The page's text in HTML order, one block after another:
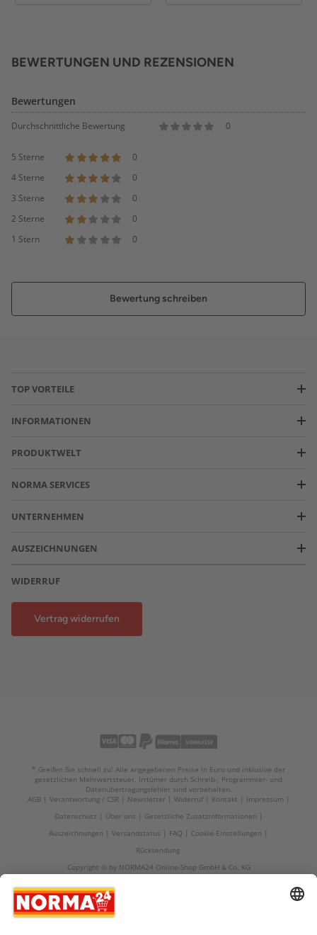
BEWERTUNGEN UND REZENSIONEN
Bewertungen
Durchschnittliche Bewertung 0
5 Sterne
0
4 Sterne
0
3 Sterne
0
2 Sterne
0
1 Stern
0
Bewertung schreiben
TOP VORTEILE
INFORMATIONEN
PRODUKTWELT
NORMA SERVICES
UNTERNEHMEN
AUSZEICHNUNGEN
WIDERRUF
Vertrag widerrufen
* Greifen Sie schnell zu! Alle angegebenen Preise in Euro und inklusive der
gesetzlichen Mehrwertsteuer. Irrtümer durch Schreib-, Programmier- und
Datenübertragungsfehler sind vorbehalten.
AGB
Verantwortung / CSR Newsletter Widerruf Kontakt
Impressum
Datenschutz
Über uns
Gesetzliche Zusatzinformationen
Auszeichnungen
Versandstatus FAQ
Cookie-Einstellungen
Rücksendung
Copyright © by NORMA24 Online-Shop GmbH & Co. KG